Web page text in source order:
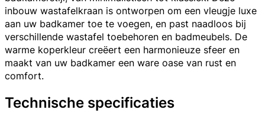
inbouw wastafelkraan is ontworpen om een vleugje luxe
aan uw badkamer toe te voegen, en past naadloos bij
verschillende wastafel toebehoren en badmeubels. De
warme koperkleur creëert een harmonieuze sfeer en
maakt van uw badkamer een ware oase van rust en
comfort.
Technische specificaties